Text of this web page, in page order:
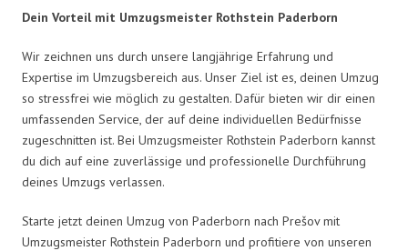
Dein Vorteil mit Umzugsmeister Rothstein Paderborn
Wir zeichnen uns durch unsere langjährige Erfahrung und
Expertise im Umzugsbereich aus. Unser Ziel ist es, deinen Umzug
so stressfrei wie möglich zu gestalten. Dafür bieten wir dir einen
umfassenden Service, der auf deine individuellen Bedürfnisse
zugeschnitten ist. Bei Umzugsmeister Rothstein Paderborn kannst
du dich auf eine zuverlässige und professionelle Durchführung
deines Umzugs verlassen.
Starte jetzt deinen Umzug von Paderborn nach Prešov mit
Umzugsmeister Rothstein Paderborn und profitiere von unseren